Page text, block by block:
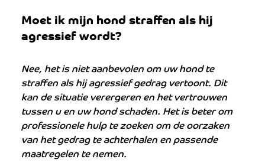
Moet ik mijn hond straffen als hij
agressief wordt?
Nee, het is niet aanbevolen om uw hond te
straffen als hij agressief gedrag vertoont. Dit
kan de situatie verergeren en het vertrouwen
tussen u en uw hond schaden. Het is beter om
professionele hulp te zoeken om de oorzaken
van het gedrag te achterhalen en passende
maatregelen te nemen.